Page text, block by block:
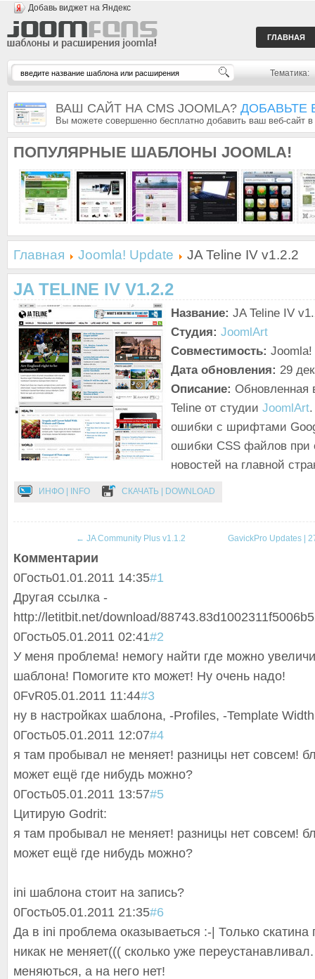
Добавь виджет на Яндекс
ГЛАВНАЯ
Тематика:
ВАШ САЙТ НА CMS JOOMLA? ДОБАВЬТЕ
Вы можете совершенно бесплатно добавить ваш веб-сайт
ПОПУЛЯРНЫЕ ШАБЛОНЫ JOOMLA!
Главная Joomla! Update JA Teline IV v1.2.2
JA TELINE IV V1.2.2
Название: JA Teline IV
Студия: JoomlArt
Совместимость:
Дата обновления: 29
Описание: Обновленная
Teline от студии JoomlArt
ошибки с шрифтами
ошибки CSS файлов при
новостей на главной
ИНФО | INFO СКАЧАТЬ | DOWNLOAD
← JA Community Plus v1.1.2 GavickPro Updates |
Комментарии
0Гость01.01.2011 14:35#1
Другая ссылка -
http://letitbit.net/download/
0Гость05.01.2011 02:41#2
У меня проблема! немогу найти где можно
шаблона! Помогите кто может! Ну очень надо!
0FvR05.01.2011 11:44#3
ну в настройках шаблона, -Profiles, -Template Width
0Гость05.01.2011 12:07#4
я там пробывал не меняет! разницы нет совсем!
может ещё где нибудь можно?
0Гость05.01.2011 13:57#5
Цитирую Godrit:
я там пробывал не меняет! разницы нет совсем!
может ещё где нибудь можно?
ini шаблона стоит на запись?
0Гость05.01.2011 21:35#6
Да в ini проблема оказываеться :-| Только скатина
никак не меняет((( сколько уже переустанавлива
меняються, а на него нет!